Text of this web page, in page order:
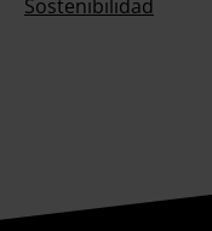
Sostenibilidad